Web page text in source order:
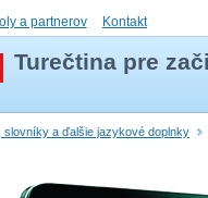
a partnerov Kontakt
Turečtina pre
slovníky a ďalšie jazykové doplnky